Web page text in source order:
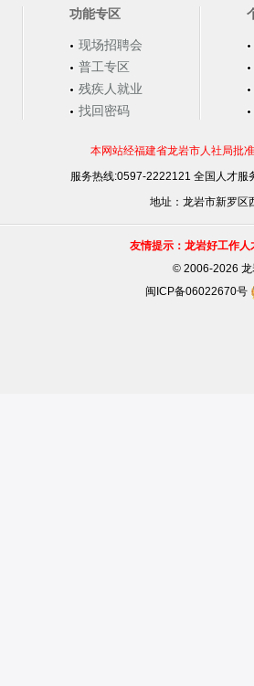
功能专区
现场招聘会
普工专区
残疾人就业
找回密码
本网站经福建省龙岩市人社局批
服务热线:0597-2222121 全国人才
地址：龙岩市新罗区
友情提示：龙岩好工作
©2006-2026 龙
闽ICP备06022670号